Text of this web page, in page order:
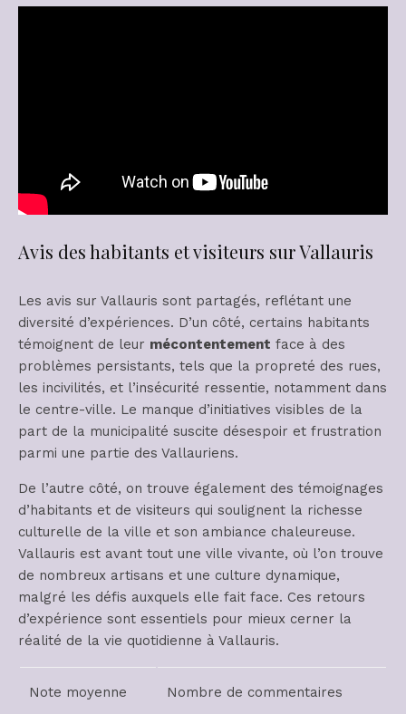
Avis des habitants et visiteurs sur Vallauris
Les avis sur Vallauris sont partagés, reflétant une
diversité d’expériences. D’un côté, certains habitants
témoignent de leur mécontentement face à des
problèmes persistants, tels que la propreté des rues,
les incivilités, et l’insécurité ressentie, notamment dans
le centre-ville. Le manque d’initiatives visibles de la
part de la municipalité suscite désespoir et frustration
parmi une partie des Vallauriens.
De l’autre côté, on trouve également des témoignages
d’habitants et de visiteurs qui soulignent la richesse
culturelle de la ville et son ambiance chaleureuse.
Vallauris est avant tout une ville vivante, où l’on trouve
de nombreux artisans et une culture dynamique,
malgré les défis auxquels elle fait face. Ces retours
d’expérience sont essentiels pour mieux cerner la
réalité de la vie quotidienne à Vallauris.
Note moyenne Nombre de commentaires